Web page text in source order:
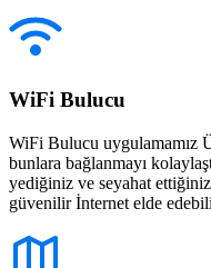
WiFi Bulucu
WiFi Bulucu uygulamamız
bunlara bağlanmayı
yediğiniz ve seyahat
güvenilir İnternet elde